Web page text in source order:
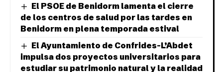
El PSOE de Benidorm lamenta el cierre
de los centros de salud por las tardes en
Benidorm en plena temporada estival
El Ayuntamiento de Confrides-L’Abdet
impulsa dos proyectos universitarios para
estudiar su patrimonio natural y la realidad